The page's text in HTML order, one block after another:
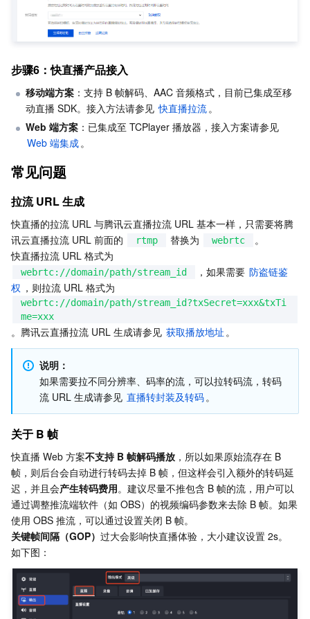
步骤6：快直播产品接入
移动端方案 ：支持 B 帧解码、AAC 音频格式，目前已集成至移
动直播 SDK。接入方法请参见 快直播拉流。
Web 端方案 ：已集成至 TCPlayer 播放器，接入方案请参见
Web 端集成。
常见问题
拉流 URL 生成
快直播的拉流 URL 与腾讯云直播拉流 URL 基本一样，只需要将腾
讯云直播拉流 URL 前面的
rtmp 替换为 webrtc
。
快直播拉流 URL 格式为
webrtc://domain/path/stream_id ，如果需要 防盗链鉴
权 ，则拉流 URL 格式为
webrtc://domain/path/stream_id?txSecret=xxx&txTi
me=xxx
。腾讯云直播拉流 URL 生成请参见 获取播放地址 。
说明：
如果需要拉不同分辨率、码率的流，可以拉转码流，转码
流 URL 生成请参见 直播转封装及转码。
关于 B 帧
快直播 Web 方案不支持 B 帧解码播放 ，所以如果原始流存在 B
帧，则后台会自动进行转码去掉 B 帧，但这样会引入额外的转码延
迟，并且会产生转码费用。建议尽量不推包含 B 帧的流，用户可以
通过调整推流端软件（如 OBS）的视频编码参数来去除 B 帧。如果
使用 OBS 推流，可以通过设置关闭 B 帧。
关键帧间隔（GOP） 过大会影响快直播体验，大小建议设置 2s。
如下图：